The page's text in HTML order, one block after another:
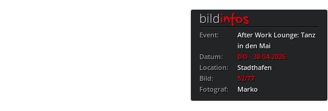
bildinfos
Event:
After Work Lounge: Tanz
in den Mai
Datum:
DO · 30.04.2026
Location:
Stadthafen
Bild:
52/77
Fotograf:
Marko